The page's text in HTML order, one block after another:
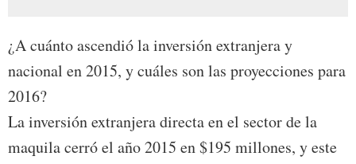
¿A cuánto ascendió la inversión extranjera y
nacional en 2015, y cuáles son las proyecciones para
2016?
La inversión extranjera directa en el sector de la
maquila cerró el año 2015 en $195 millones, y este